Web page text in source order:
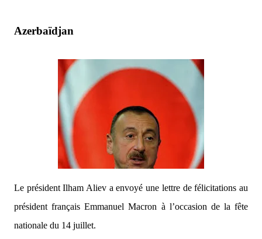
Azerbaïdjan
Le président Ilham Aliev a envoyé une lettre de félicitations au
président français Emmanuel Macron à l’occasion de la fête
nationale du 14 juillet.